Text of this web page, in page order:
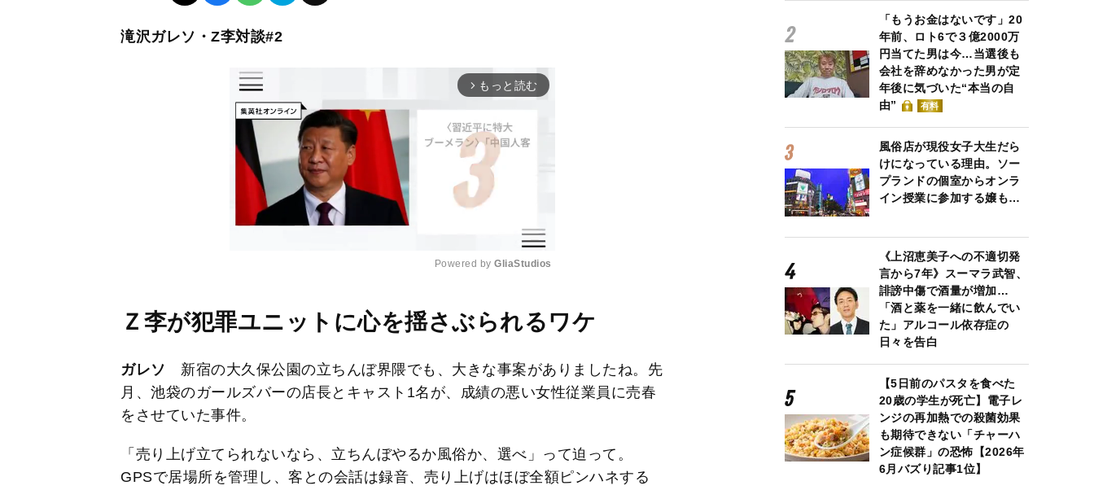
滝沢ガレソ・Z李対談#2
arrow_forward_ios もっと読む
M
u
e
Powered by GliaStudios
Ｚ李が犯罪ユニットに心を揺さぶられるワケ
ガレソ 新宿の大久保公園の立ちんぼ界隈でも、大きな事案がありましたね。先
月、池袋のガールズバーの店長とキャスト1名が、成績の悪い女性従業員に売春
をさせていた事件。
「売り上げ立てられないなら、立ちんぼやるか風俗か、選べ」って迫って。
GPSで居場所を管理し、客との会話は録音、売り上げはほぼ全額ピンハネする
「もうお金はないです」20
年前、ロト6で３億2000万
円当てた男は今…当選後も
会社を辞めなかった男が定
年後に気づいた“本当の自
由”
有料
風俗店が現役女子大生だら
けになっている理由。ソー
プランドの個室からオンラ
イン授業に参加する嬢も…
《上沼恵美子への不適切発
言から7年》スーマラ武智、
誹謗中傷で酒量が増加…
「酒と薬を一緒に飲んでい
た」アルコール依存症の
日々を告白
【5日前のパスタを食べた
20歳の学生が死亡】電子レ
ンジの再加熱での殺菌効果
も期待できない「チャーハ
ン症候群」の恐怖【2026年
6月バズり記事1位】